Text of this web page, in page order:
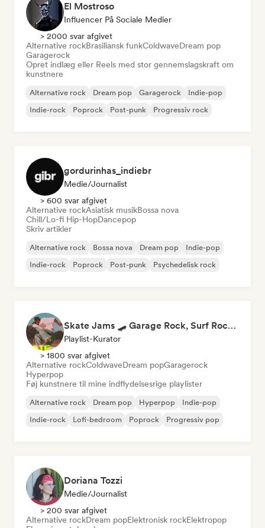
El Mostroso
Influencer På Sociale Medier
> 2000 svar afgivet
Alternative rockBrasiliansk funkColdwaveDream pop
Garagerock
Opret indlæg eller Reels med stor gennemslagskraft om
kunstnere
Alternative rock Dream pop Garagerock
Indie-pop
Indie-rock
Poprock Post-punk Progressiv rock
gordurinhas_indiebr
Medie/journalist
> 600 svar afgivet
Alternative rockAsiatisk musikBossa nova
Chill/Lo-fi Hip-HopDancepop
Skriv artikler
Alternative rock Bossa nova Dream pop
Indie-pop
Indie-rock
Poprock Post-punk Psychedelisk rock
Skate Jams 🛹 Garage Rock, Surf Rock & Neo-Psych
Playlist-Kurator
> 1800 svar afgivet
Alternative rockColdwaveDream popGaragerock
Hyperpop
Føj kunstnere til mine indflydelsesrige playlister
Alternative rock Dream pop Hyperpop
Indie-pop
Indie-rock
Lofi-bedroom Poprock Progressiv pop
Doriana Tozzi
Medie/journalist
> 200 svar afgivet
Alternative rockDream popElektronisk rockElektropop